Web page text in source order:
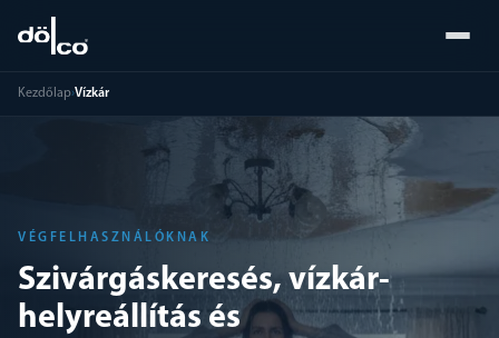
Kezdőlap›Vízkár
VÉGFELHASZNÁLÓKNAK
Szivárgáskeresés, vízkár-
helyreállítás és